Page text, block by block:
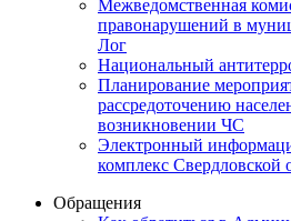
Межведомственная
правонарушений в
Лог
Национальный
Планирование
рассредоточению
возникновении ЧС
Электронный
комплекс Свердловской
Обращения